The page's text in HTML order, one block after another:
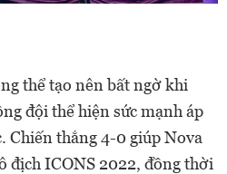
thể tạo nên bất ngờ khi
đội thể hiện sức mạnh áp
Chiến thắng 4-0 giúp Nova
địch ICONS 2022, đồng thời